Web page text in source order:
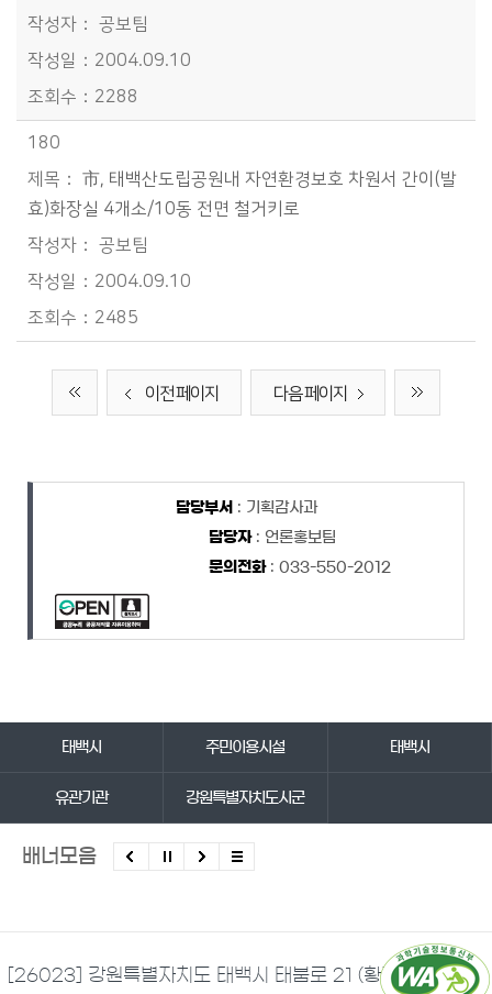
공보팀
2004.09.10
2288
180
市, 태백산도립공원내 자연환경보호 차원서 간이(발
효)화장실 4개소/10동 전면 철거키로
공보팀
2004.09.10
2485
이전 페이지 다음 페이지
담당자 정보
담당부서 : 기획감사과
담당자: 언론홍보팀
문의전화: 033-550-2012
태백시 주민이용시설 태백시
유관기관 강원특별자치도시군
배너모음
[26023] 강원특별자치도 태백시 태붐로 21 (황지동)